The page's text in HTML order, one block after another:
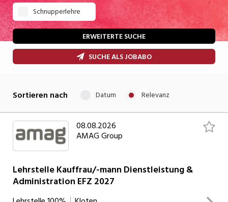
Gesundheit/Pflege/Soziales
Handwerk/Technik
Informatik/Telco
Nahrung
Natur
Verkehr/Logistik
Schnupperlehre
ERWEITERTE SUCHE
SUCHE ALS JOBABO
Sortieren nach Datum Relevanz
08.08.2026
AMAG Group
Lehrstelle Kauffrau/-mann Dienstleistung &
Administration EFZ 2027